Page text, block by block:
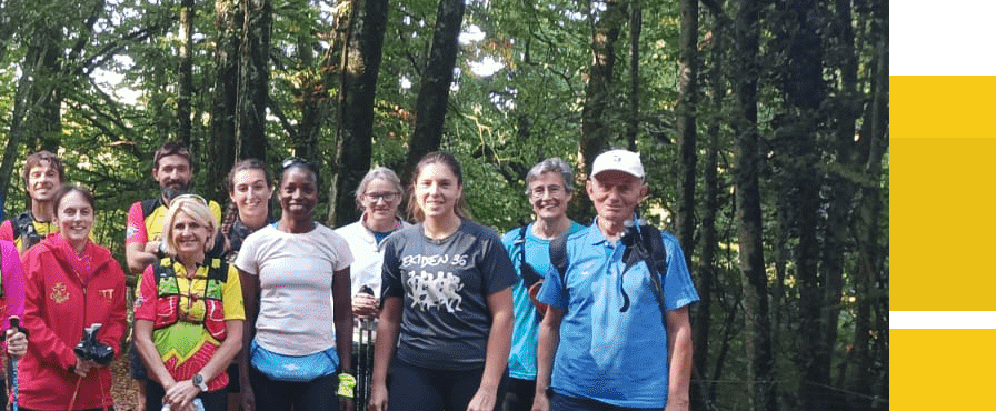
Exporter les lignes sélectionnées
Exporter toutes les colonnes
Exporter uniquement les colonnes affichées
Menu
<
>
Actualités
Présentation
L'équipe
Partenaires
Agenda
Ajoutez un logo, un bouton, des réseaux sociaux
Cliquez pour éditer